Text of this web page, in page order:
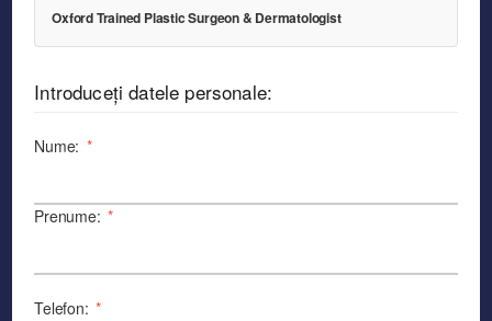
Oxford Trained Plastic Surgeon & Dermatologist
Introduceți datele personale:
Nume: *
Prenume: *
Telefon: *